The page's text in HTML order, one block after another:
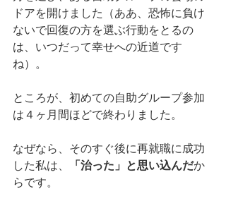
ドアを開けました（ああ、恐怖に負け
ないで回復の方を選ぶ行動をとるの
は、いつだって幸せへの近道です
ね）。
ところが、初めての自助グループ参加
は４ヶ月間ほどで終わりました。
なぜなら、そのすぐ後に再就職に成功
した私は、
「治った」と思い込んだか
らです。